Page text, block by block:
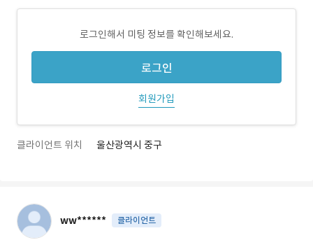
로그인해서 미팅 정보를 확인해보세요.
로그인
회원가입
클라이언트 위치 울산광역시 중구
ww****** 클라이언트